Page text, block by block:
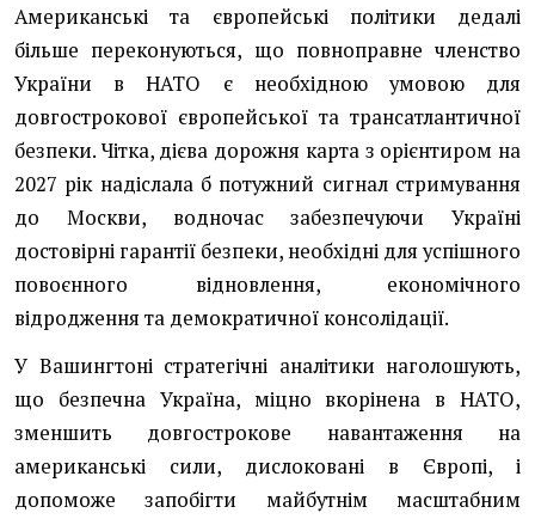
Американські та європейські політики дедалі
більше переконуються, що повноправне членство
України в НАТО є необхідною умовою для
довгострокової європейської та трансатлантичної
безпеки. Чітка, дієва дорожня карта з орієнтиром на
2027 рік надіслала б потужний сигнал стримування
до Москви, водночас забезпечуючи Україні
достовірні гарантії безпеки, необхідні для успішного
повоєнного відновлення, економічного
відродження та демократичної консолідації.
У Вашингтоні стратегічні аналітики наголошують,
що безпечна Україна, міцно вкорінена в НАТО,
зменшить довгострокове навантаження на
американські сили, дислоковані в Європі, і
допоможе запобігти майбутнім масштабним